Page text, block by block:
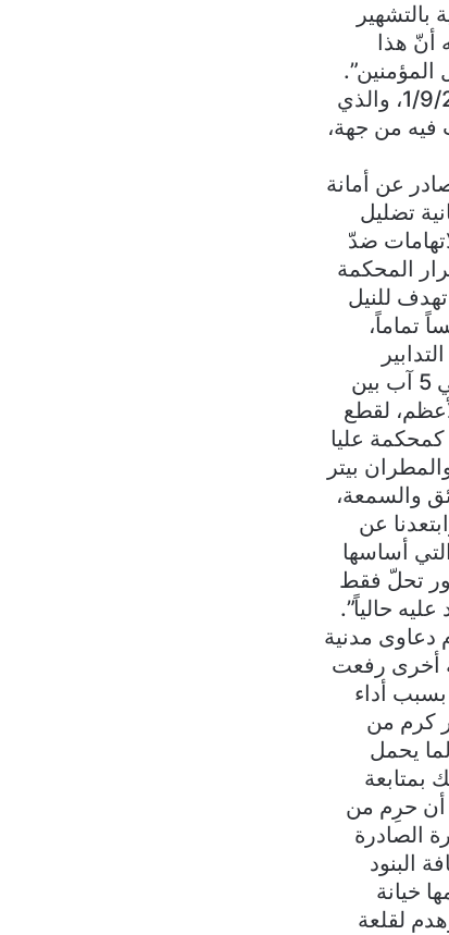
بالتشهير
أنّ هذا
وأسفا “على للردّ على ما ورد في البيان الذي تناول الأب المؤسس بتاريخ 1/9/2022، والذي
فيه من جهة،
عن أمانة
تضليل
في 1/9/2020 الذي ردّ كلّ الاتهامات ضدّ
المحكمة
في 23/8/2021، والتي كانت تهدف للنيل
تماماً،
الموقتة التي ذكرها البيان، فمن المهم التأكيد على أنّها تمت في مقابلة خاصة في 5 آب بين
لقطع
عليا
بيتر
والسمعة،
عن
أساسها
تحلّ فقط
حالياً”.
دعاوى مدنية
أخرى رفعت
أداء
كرم من
الشرقية بتاريخ 10 آب 2022، وذلك لما يحمل
بمتابعة
أن حرِم من
الصادرة
البنود
خيانة
لقلعة